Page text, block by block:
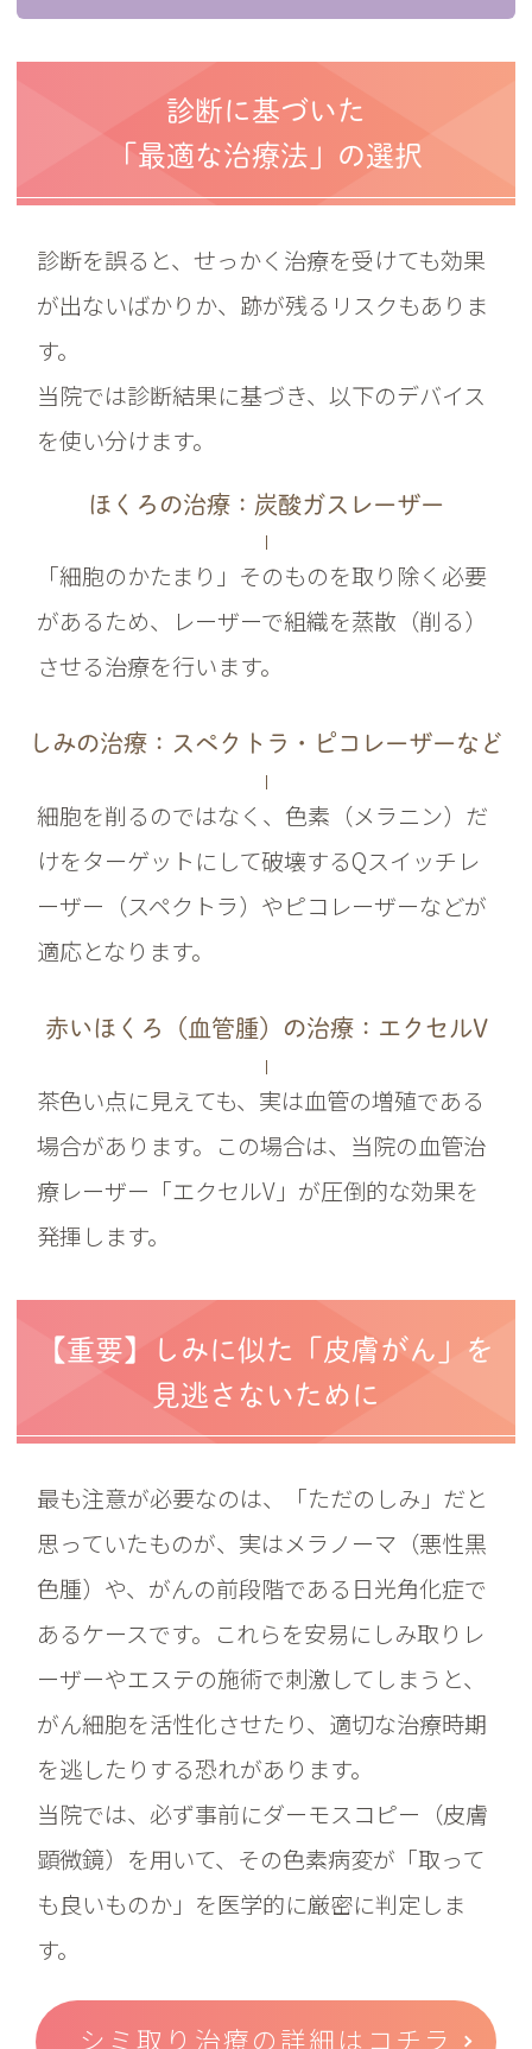
診断に基づいた
「最適な治療法」の選択
診断を誤ると、せっかく治療を受けても効果
が出ないばかりか、跡が残るリスクもありま
す。
当院では診断結果に基づき、以下のデバイス
を使い分けます。
ほくろの治療：炭酸ガスレーザー
「細胞のかたまり」そのものを取り除く必要
があるため、レーザーで組織を蒸散（削る）
させる治療を行います。
しみの治療：スペクトラ・ピコレーザーなど
細胞を削るのではなく、色素（メラニン）だ
けをターゲットにして破壊するQスイッチレ
ーザー（スペクトラ）やピコレーザーなどが
適応となります。
赤いほくろ（血管腫）の治療：エクセルV
茶色い点に見えても、実は血管の増殖である
場合があります。この場合は、当院の血管治
療レーザー「エクセルV」が圧倒的な効果を
発揮します。
【重要】しみに似た「皮膚がん」を
見逃さないために
最も注意が必要なのは、「ただのしみ」だと
思っていたものが、実はメラノーマ（悪性黒
色腫）や、がんの前段階である日光角化症で
あるケースです。これらを安易にしみ取りレ
ーザーやエステの施術で刺激してしまうと、
がん細胞を活性化させたり、適切な治療時期
を逃したりする恐れがあります。
当院では、必ず事前にダーモスコピー（皮膚
顕微鏡）を用いて、その色素病変が「取って
も良いものか」を医学的に厳密に判定しま
す。
シミ取り治療の詳細はコチラ